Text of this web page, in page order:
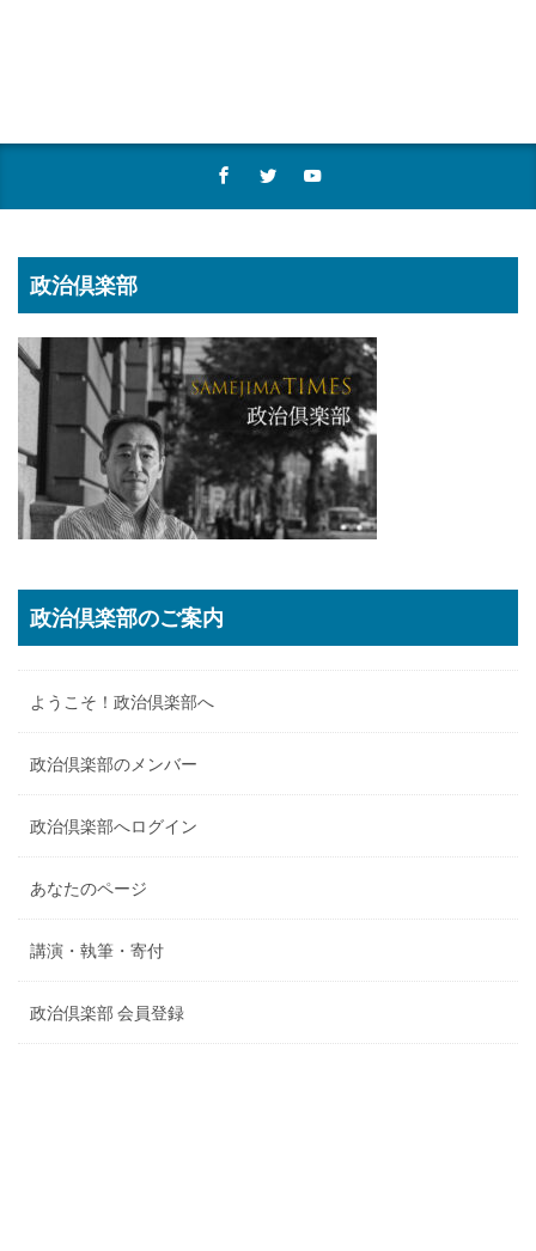
政治倶楽部
政治倶楽部のご案内
ようこそ！政治倶楽部へ
政治倶楽部のメンバー
政治倶楽部へログイン
あなたのページ
講演・執筆・寄付
政治倶楽部 会員登録